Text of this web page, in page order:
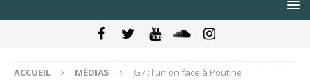
ACCUEIL MÉDIAS G7 : l’union face à Poutine